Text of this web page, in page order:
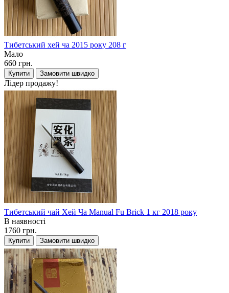
Тибетський хей ча 2015 року 208 г
Мало
660 грн.
Купити Замовити швидко
Лідер продажу!
Тибетський чай Хей Ча Manual Fu Brick 1 кг 2018 року
В наявності
1760 грн.
Купити Замовити швидко